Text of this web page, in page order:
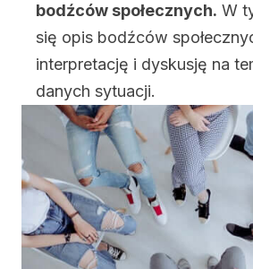
bodźców społecznych. W
się opis bodźców
interpretację i dyskusję na
danych sytuacji.